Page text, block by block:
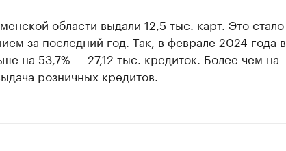
области выдали 12,5 тыс. карт. Это стало
за последний год. Так, в феврале 2024 года в
на 53,7% — 27,12 тыс. кредиток. Более чем на
розничных кредитов.